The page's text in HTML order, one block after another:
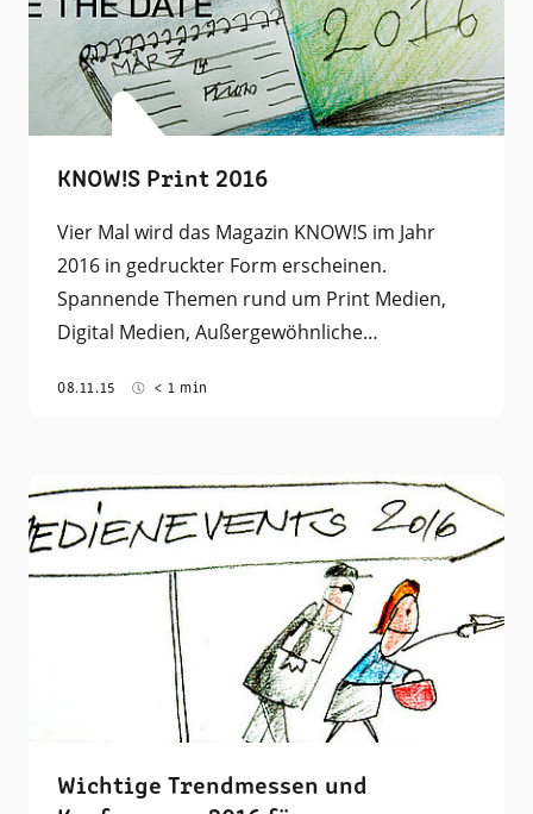
KNOW!S Print 2016
Vier Mal wird das Magazin KNOW!S im Jahr
2016 in gedruckter Form erscheinen.
Spannende Themen rund um Print Medien,
Digital Medien, Außergewöhnliche…
08.11.15 < 1 min
Wichtige Trendmessen und